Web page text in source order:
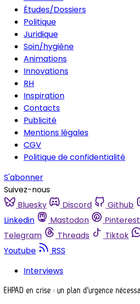
Études/Dossiers
Politique
Juridique
Soin/hygiène
Animations
Innovations
RH
Inspiration
Contacts
Publicité
Mentions légales
CGV
Politique de confidentialité
S'abonner
Suivez-nous
Bluesky
Discord Github
Linkedin
Mastodon Pinterest
Telegram
Threads Tiktok
Youtube
RSS
Interviews
EHPAD en crise : un plan d'urgence